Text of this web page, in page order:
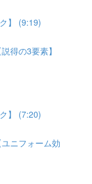
】 (9:19)
得の3要素】
】 (7:20)
ニフォーム効